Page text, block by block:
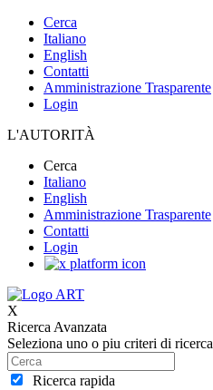
Cerca
Italiano
English
Contatti
Amministrazione Trasparente
Login
L'AUTORITÀ
Cerca
Italiano
English
Amministrazione Trasparente
Contatti
Login
X
Ricerca Avanzata
Seleziona uno o piu criteri di ricerca
Ricerca rapida